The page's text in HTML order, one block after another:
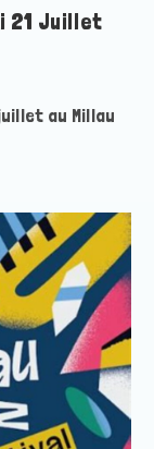
21 Juillet
au Millau